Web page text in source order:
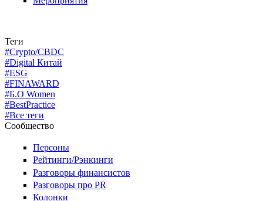
Теги
#Crypto/CBDC
#Digital Китай
#ESG
#FINAWARD
#Б.О Women
#BestPractice
#Все теги
Сообщество
Персоны
Рейтинги/Рэнкинги
Разговоры финансистов
Разговоры про PR
Колонки